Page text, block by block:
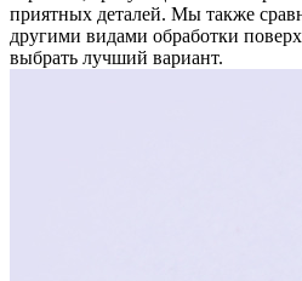
приятных деталей. Мы также
другими видами обработки
выбрать лучший вариант.